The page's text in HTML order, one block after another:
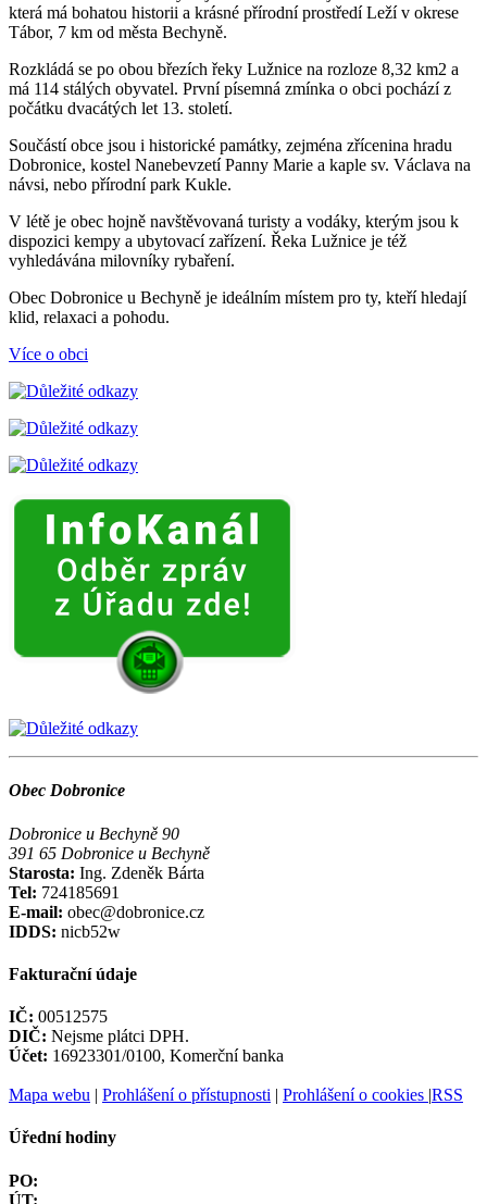
která má bohatou historii a krásné přírodní prostředí Leží v okrese
Tábor, 7 km od města Bechyně.
Rozkládá se po obou březích řeky Lužnice na rozloze 8,32 km2 a
má 114 stálých obyvatel. První písemná zmínka o obci pochází z
počátku dvacátých let 13. století.
Součástí obce jsou i historické památky, zejména zřícenina hradu
Dobronice, kostel Nanebevzetí Panny Marie a kaple sv. Václava na
návsi, nebo přírodní park Kukle.
V létě je obec hojně navštěvovaná turisty a vodáky, kterým jsou k
dispozici kempy a ubytovací zařízení. Řeka Lužnice je též
vyhledávána milovníky rybaření.
Obec Dobronice u Bechyně je ideálním místem pro ty, kteří hledají
klid, relaxaci a pohodu.
Více o obci
Obec Dobronice
Dobronice u Bechyně 90
391 65 Dobronice u Bechyně
Starosta: Ing. Zdeněk Bárta
Tel: 724185691
E-mail: obec@dobronice.cz
IDDS: nicb52w
Fakturační údaje
IČ: 00512575
DIČ: Nejsme plátci DPH.
Účet: 16923301/0100, Komerční banka
Mapa webu | Prohlášení o přístupnosti | Prohlášení o cookies |RSS
Úřední hodiny
PO:
ÚT: